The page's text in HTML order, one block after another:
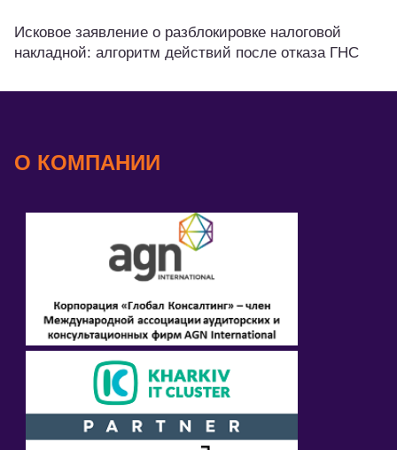
Исковое заявление о разблокировке налоговой
накладной: алгоритм действий после отказа ГНС
О КОМПАНИИ